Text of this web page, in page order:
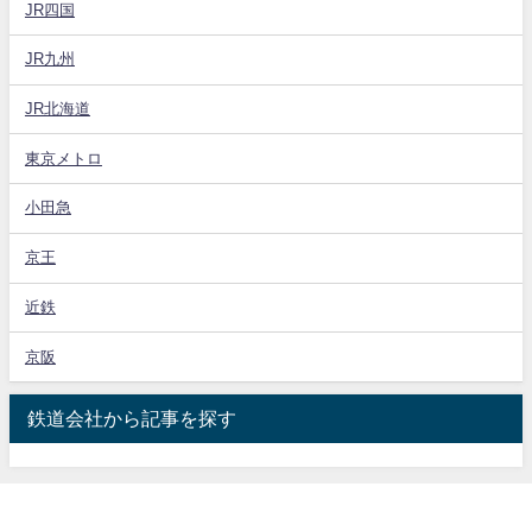
JR四国
JR九州
JR北海道
東京メトロ
小田急
京王
近鉄
京阪
鉄道会社から記事を探す